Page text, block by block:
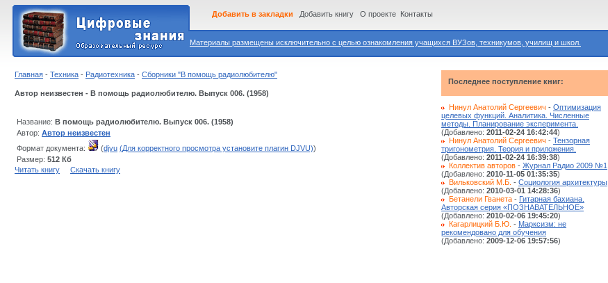
Материалы размещены исключительно с целью ознакомления учащихся ВУЗов, техникумов, училищ и школ.
Добавить в закладки Добавить книгу О проекте Контакты
Главная - Техника - Радиотехника - Сборники "В помощь радиолюбителю"
Автор неизвестен - В помощь радиолюбителю. Выпуск 006. (1958)
Название: В помощь радиолюбителю. Выпуск 006. (1958)
Автор: Автор неизвестен
Формат документа:
(djvu (Для корректного просмотра установите плагин DJVU))
Размер: 512 Кб
Читать книгу
Скачать книгу
Последнее поступление книг:
Нинул Анатолий Сергеевич - Оптимизация
целевых функций. Аналитика. Численные
методы. Планирование эксперимента.
(Добавлено: 2011-02-24 16:42:44)
Нинул Анатолий Сергеевич - Тензорная
тригонометрия. Теория и приложения.
(Добавлено: 2011-02-24 16:39:38)
Коллектив авторов - Журнал Радио 2009 №1
(Добавлено: 2010-11-05 01:35:35)
Вильковский М.Б. - Социология архитектуры
(Добавлено: 2010-03-01 14:28:36)
Бетанели Гванета - Гитарная бахиана.
Авторская серия «ПОЗНАВАТЕЛЬНОЕ»
(Добавлено: 2010-02-06 19:45:20)
Кагарлицкий Б.Ю. - Марксизм: не
рекомендовано для обучения
(Добавлено: 2009-12-06 19:57:56)